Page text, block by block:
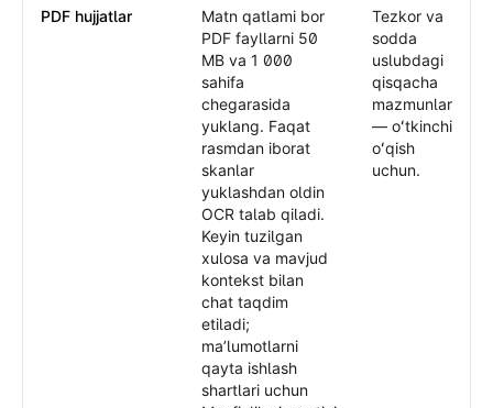
PDF hujjatlar
Matn qatlami bor
PDF fayllarni 50
MB va 1 000
sahifa
chegarasida
yuklang. Faqat
rasmdan iborat
skanlar
yuklashdan oldin
OCR talab qiladi.
Keyin tuzilgan
xulosa va mavjud
kontekst bilan
chat taqdim
etiladi;
maʼlumotlarni
qayta ishlash
shartlari uchun
Tezkor va
sodda
uslubdagi
qisqacha
mazmunlar
— oʻtkinchi
oʻqish
uchun.